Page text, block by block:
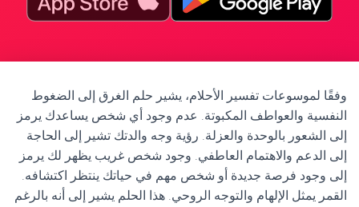
وفقًا لموسوعات تفسير الأحلام، يشير حلم الغرق إلى الضغوط
النفسية والعواطف المكبوتة. عدم وجود أي شخص يساعدك يرمز
إلى الشعور بالوحدة والعزلة. رؤية وجه والدتك تشير إلى الحاجة
إلى الدعم والاهتمام العاطفي. وجود شخص غريب يظهر لك يرمز
إلى وجود فرصة جديدة أو شخص مهم في حياتك ينتظر اكتشافه.
القمر يمثل الإلهام والتوجه الروحي. هذا الحلم يشير إلى أنه بالرغم